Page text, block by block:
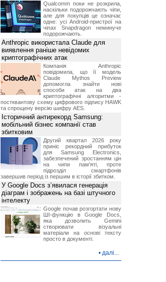
Qualcomm поки не розкрила,
наскільки подорожчають чіпи,
але для покупців це означає
одне: усі Android-пристрої на
чіпах Snapdragon неминуче
подорожчають.
Anthropic використала Claude для
виявлення раніше невідомих
криптографічних атак
Компанія Anthropic
повідомила, що її модель
Claude Mythos Preview
допомогла знайти нові
способи атак на два
криптографічні алгоритми -
постквантову схему цифрового підпису HAWK
та спрощену версію шифру AES.
Історичний антирекорд Samsung:
мобільний бізнес компанії став
збитковим
Другий квартал 2026 року
приніс рекордний прибуток
для Samsung Electronics,
забезпечений зростанням цін
на чипи пам'яті, проте
підрозділ смартфонів
завершив період із першим в історії збитком.
У Google Docs з’явилася генерація
діаграм і зображень на базі штучного
інтелекту
Google почав розгортати нову
ШІ-функцію в Google Docs,
яка дозволить Gemini
створювати візуальні
матеріали на основі тексту
просто в документі.
• далі...